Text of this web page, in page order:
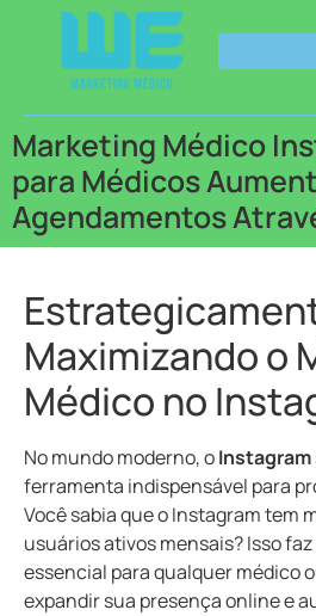
Marketing Médico
para Médicos
Agendamentos
Maximizando o
Médico no
No mundo moderno, oInstagram
ferramenta indispensável para
Você sabia que o Instagram tem
usuários ativos mensais? Isso
essencial para qualquermédico
expandir sua presença online e